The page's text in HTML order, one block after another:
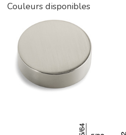
Couleurs disponibles